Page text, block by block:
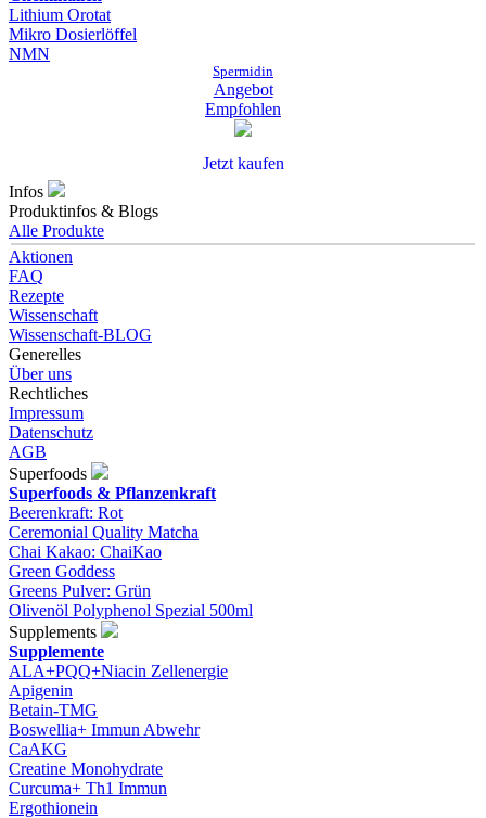
Lithium Orotat
Mikro Dosierlöffel
NMN
Spermidin
Angebot
Empfohlen
Jetzt kaufen
Infos
Produktinfos & Blogs
Alle Produkte
Aktionen
FAQ
Rezepte
Wissenschaft
Wissenschaft-BLOG
Generelles
Über uns
Rechtliches
Impressum
Datenschutz
AGB
Superfoods
Superfoods & Pflanzenkraft
Beerenkraft: Rot
Ceremonial Quality Matcha
Chai Kakao: ChaiKao
Green Goddess
Greens Pulver: Grün
Olivenöl Polyphenol Spezial 500ml
Supplements
Supplemente
ALA+PQQ+Niacin Zellenergie
Apigenin
Betain-TMG
Boswellia+ Immun Abwehr
CaAKG
Creatine Monohydrate
Curcuma+ Th1 Immun
Ergothionein